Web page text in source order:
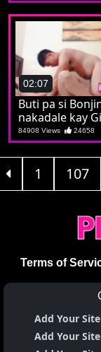
02:07
Buti pa si
nakadale kay
84908 Views 24658
1 107
Terms of
Add Your
Add Your